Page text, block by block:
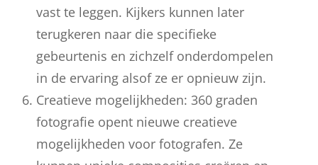
vast te leggen. Kijkers kunnen later
terugkeren naar die specifieke
gebeurtenis en zichzelf onderdompelen
in de ervaring alsof ze er opnieuw zijn.
Creatieve mogelijkheden: 360 graden
fotografie opent nieuwe creatieve
mogelijkheden voor fotografen. Ze